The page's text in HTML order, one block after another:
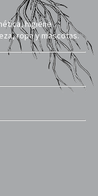
higiene
ropa y mascotas.